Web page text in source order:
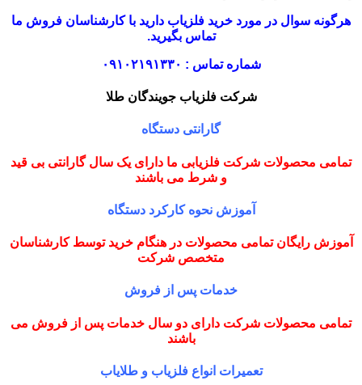
هرگونه سوال در مورد خرید فلزیاب دارید با کارشناسان فروش ما
تماس بگیرید.
شماره تماس : ۰۹۱۰۲۱۹۱۳۳۰
شرکت فلزیاب جویندگان طلا
گارانتی دستگاه
تمامی محصولات شرکت فلزیابی ما دارای یک سال گارانتی بی قید
و شرط می باشند
آموزش نحوه کارکرد دستگاه
آموزش رایگان تمامی محصولات در هنگام خرید توسط کارشناسان
متخصص شرکت
خدمات پس از فروش
تمامی محصولات شرکت دارای دو سال خدمات پس از فروش می
باشند
تعمیرات انواع فلزیاب و طلایاب